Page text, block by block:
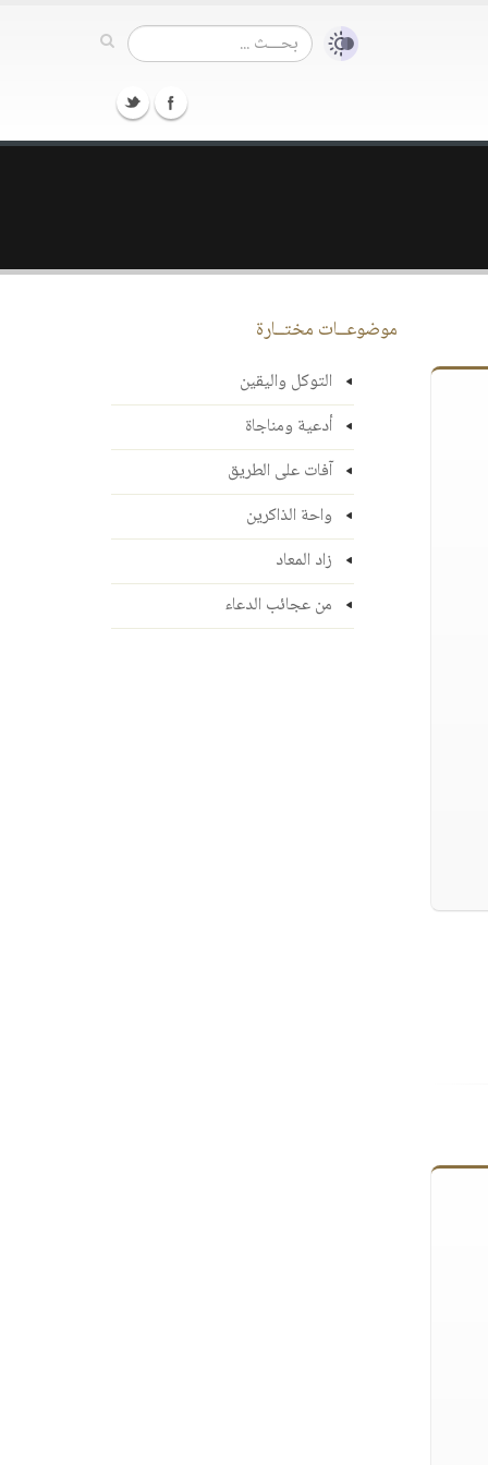
موضوعــات مختــارة
التوكل واليقين
أدعية ومناجاة
آفات على الطريق
واحة الذاكرين
زاد المعاد
من عجائب الدعاء